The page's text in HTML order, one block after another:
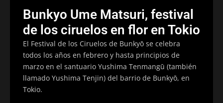
Bunkyo Ume Matsuri, festival
de los ciruelos en flor en Tokio
El Festival de los Ciruelos de Bunkyō se celebra
todos los años en febrero y hasta principios de
marzo en el santuario Yushima Tenmangū (también
llamado Yushima Tenjin) del barrio de Bunkyō, en
Tokio.